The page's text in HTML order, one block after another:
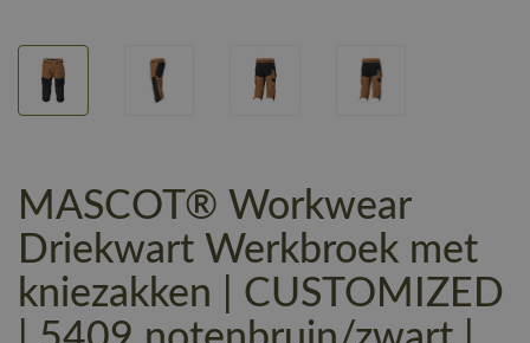
MASCOT® Workwear
Driekwart Werkbroek met
kniezakken | CUSTOMIZED